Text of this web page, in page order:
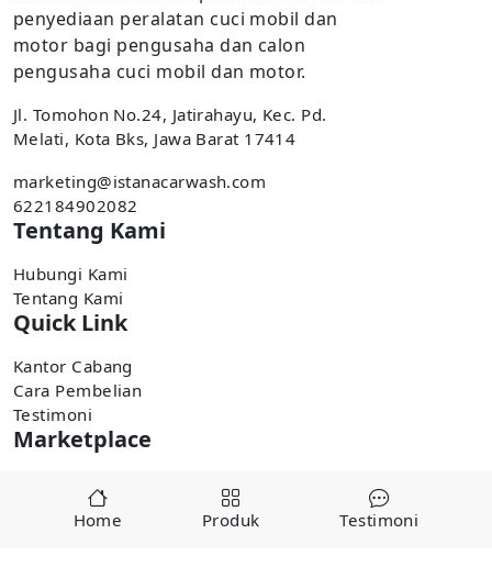
Home Produk Testimoni
penyediaan peralatan cuci mobil dan
motor bagi pengusaha dan calon
pengusaha cuci mobil dan motor.
Jl. Tomohon No.24, Jatirahayu, Kec. Pd.
Melati, Kota Bks, Jawa Barat 17414
marketing@istanacarwash.com
622184902082
Tentang Kami
Hubungi Kami
Tentang Kami
Quick Link
Kantor Cabang
Cara Pembelian
Testimoni
Marketplace
Pembelian tersedia di marketplace,
Tokopedia